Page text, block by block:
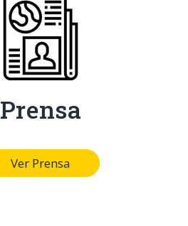
Prensa
Ver Prensa